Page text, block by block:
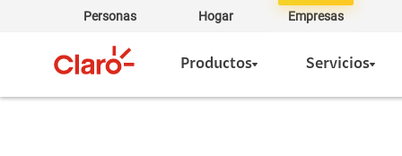
Personas Hogar Empresas
Productos Servicios